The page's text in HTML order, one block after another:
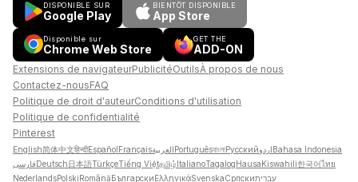
DISPONIBLE SUR
Google Play
BIENTÔT DISPONIBLE
App Store
Disponible sur
Chrome Web Store
GET THE
ADD-ON
Extensions de navigateurPublicitéOutilsÀ propos de nous
Contactez-nousFAQ
Politique de droit d'auteurConditions d'utilisation
Politique de confidentialité
Pinterest
English简体中文हिन्दीEspañol Françaisالعربية PortuguêsবাংলাРусскийاردو Bahasa Indonesia
فارسی Deutsch 日本語TürkçeTiếng Việtதமிழ் ItalianoTagalog Hausa Kiswahili한국어ไทย
NederlandsPolski Română Български ΕλληνικάSvenskaСрпскиעברית